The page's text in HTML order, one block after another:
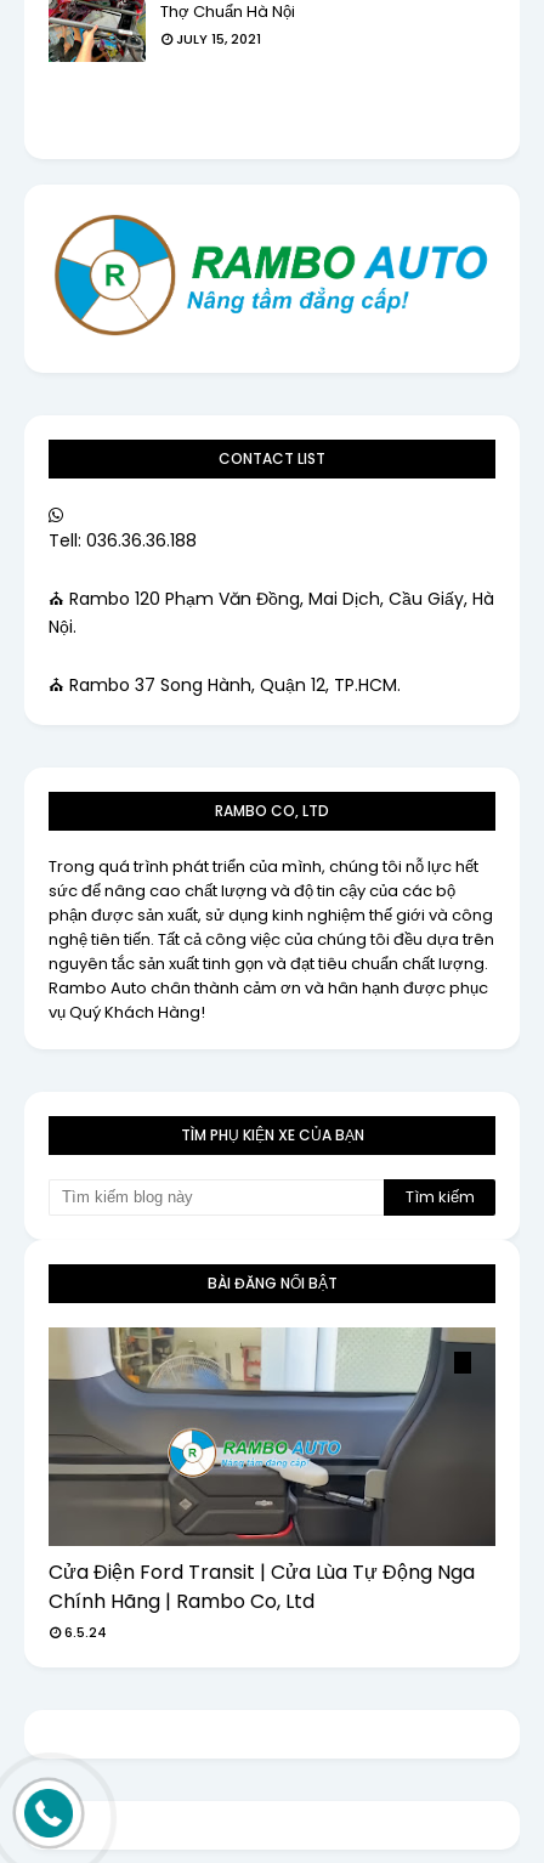
Thợ Chuẩn Hà Nội
JULY 15, 2021
CONTACT LIST
Tell: 036.36.36.188
⛪ Rambo 120 Phạm Văn Đồng, Mai Dịch, Cầu Giấy, Hà
Nội.
⛪ Rambo 37 Song Hành, Quận 12, TP.HCM.
RAMBO CO, LTD
Trong quá trình phát triển của mình, chúng tôi nỗ lực hết
sức để nâng cao chất lượng và độ tin cậy của các bộ
phận được sản xuất, sử dụng kinh nghiệm thế giới và công
nghệ tiên tiến. Tất cả công việc của chúng tôi đều dựa trên
nguyên tắc sản xuất tinh gọn và đạt tiêu chuẩn chất lượng.
Rambo Auto chân thành cảm ơn và hân hạnh được phục
vụ Quý Khách Hàng!
TÌM PHỤ KIỆN XE CỦA BẠN
BÀI ĐĂNG NỔI BẬT
Cửa Điện Ford Transit | Cửa Lùa Tự Động Nga
Chính Hãng | Rambo Co, Ltd
6.5.24